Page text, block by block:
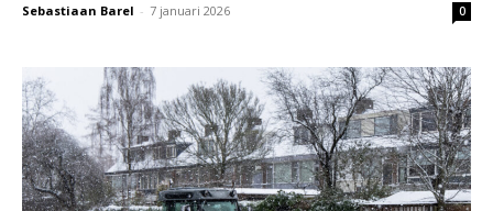
Sebastiaan Barel - 7 januari 2026 0